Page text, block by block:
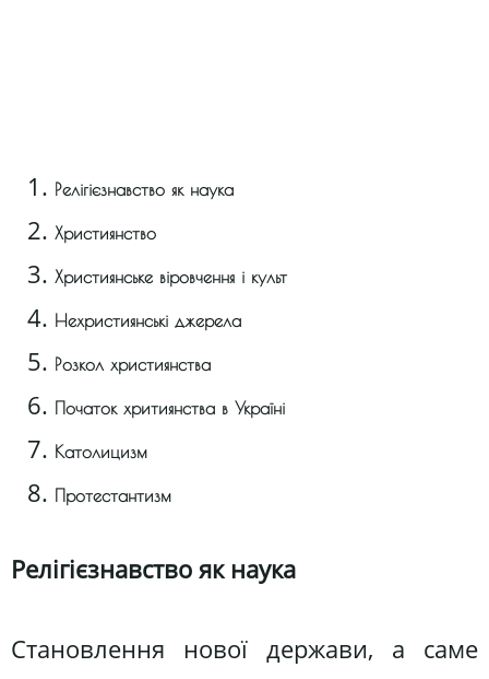
Релігієзнавство як наука
Християнство
Християнське віровчення і культ
Нехристиянські джерела
Розкол християнства
Початок хритиянства в Україні
Католицизм
Протестантизм
Релігієзнавство як наука
Становлення нової держави, а саме